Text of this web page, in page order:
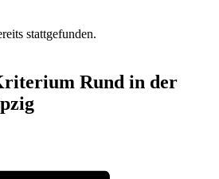
stattgefunden.
Rund in der